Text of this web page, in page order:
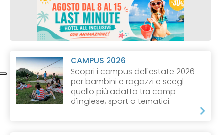
CAMPUS 2026
Scopri i campus dell'estate 2026
per bambini e ragazzi e scegli
quello più adatto tra camp
d'inglese, sport o tematici.